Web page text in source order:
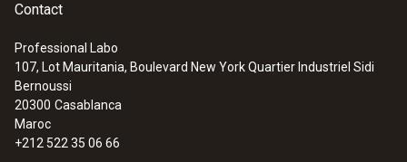
Contact
Professional Labo
107, Lot Mauritania, Boulevard New York Quartier Industriel Sidi
Bernoussi
20300 Casablanca
Maroc
+212 522 35 06 66